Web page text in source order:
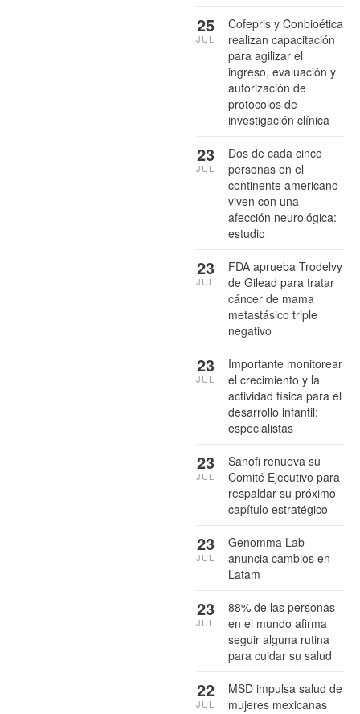
Cofepris y Conbioética
realizan capacitación
para agilizar el
ingreso, evaluación y
autorización de
protocolos de
investigación clínica
25
JUL
Dos de cada cinco
personas en el
continente americano
viven con una
afección neurológica:
estudio
23
JUL
FDA aprueba Trodelvy
de Gilead para tratar
cáncer de mama
metastásico triple
negativo
23
JUL
Importante monitorear
el crecimiento y la
actividad física para el
desarrollo infantil:
especialistas
23
JUL
Sanofi renueva su
Comité Ejecutivo para
respaldar su próximo
capítulo estratégico
23
JUL
Genomma Lab
anuncia cambios en
Latam
23
JUL
88% de las personas
en el mundo afirma
seguir alguna rutina
para cuidar su salud
23
JUL
MSD impulsa salud de
mujeres mexicanas
22
JUL